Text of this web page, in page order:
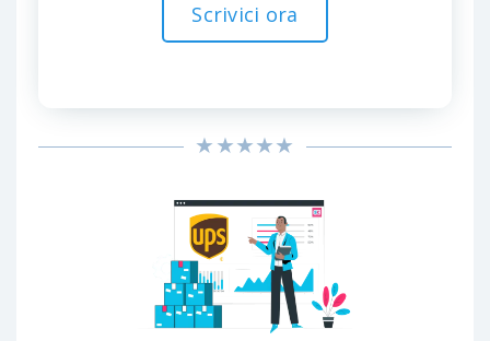
Scrivici ora